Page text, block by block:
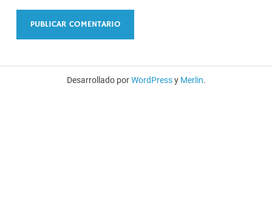
Desarrollado porWordPressy Merlin.